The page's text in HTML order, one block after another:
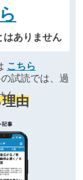
ありません
こちら
試読では、過
ん由